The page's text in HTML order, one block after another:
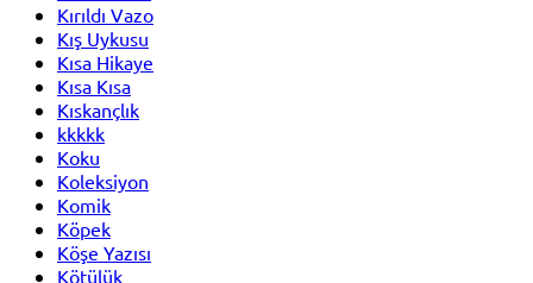
Kırıldı Vazo
Kış Uykusu
Kısa Hikaye
Kısa Kısa
Kıskançlık
kkkkk
Koku
Koleksiyon
Komik
Köpek
Köşe Yazısı
Kötülük